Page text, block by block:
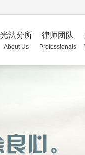
光法分所
About Us
律师团队
Professionals